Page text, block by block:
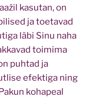
kasutan, on
ja toetavad
läbi Sinu naha
toimima
puhtad ja
efektiga ning
kohapeal